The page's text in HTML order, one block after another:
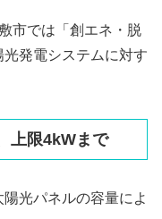
市では「創エネ・脱
発電システムに対す
上限4kWまで
光パネルの容量によ